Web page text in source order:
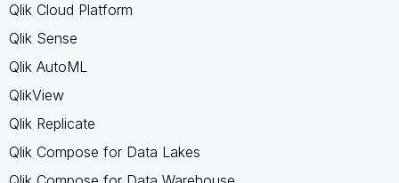
Qlik Cloud Platform
Qlik Sense
Qlik AutoML
QlikView
Qlik Replicate
Qlik Compose for Data Lakes